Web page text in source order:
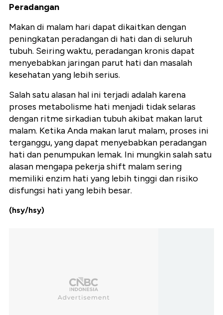
Peradangan
Makan di malam hari dapat dikaitkan dengan
peningkatan peradangan di hati dan di seluruh
tubuh. Seiring waktu, peradangan kronis dapat
menyebabkan jaringan parut hati dan masalah
kesehatan yang lebih serius.
Salah satu alasan hal ini terjadi adalah karena
proses metabolisme hati menjadi tidak selaras
dengan ritme sirkadian tubuh akibat makan larut
malam. Ketika Anda makan larut malam, proses ini
terganggu, yang dapat menyebabkan peradangan
hati dan penumpukan lemak. Ini mungkin salah satu
alasan mengapa pekerja shift malam sering
memiliki enzim hati yang lebih tinggi dan risiko
disfungsi hati yang lebih besar.
(hsy/hsy)